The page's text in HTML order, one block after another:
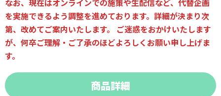
を実施できるよう調整を進めております。詳細が決まり次
第、改めてご案内いたします。 ご迷惑をおかけいたします
が、何卒ご理解・ご了承のほどよろしくお願い申し上げま
す。
商品詳細